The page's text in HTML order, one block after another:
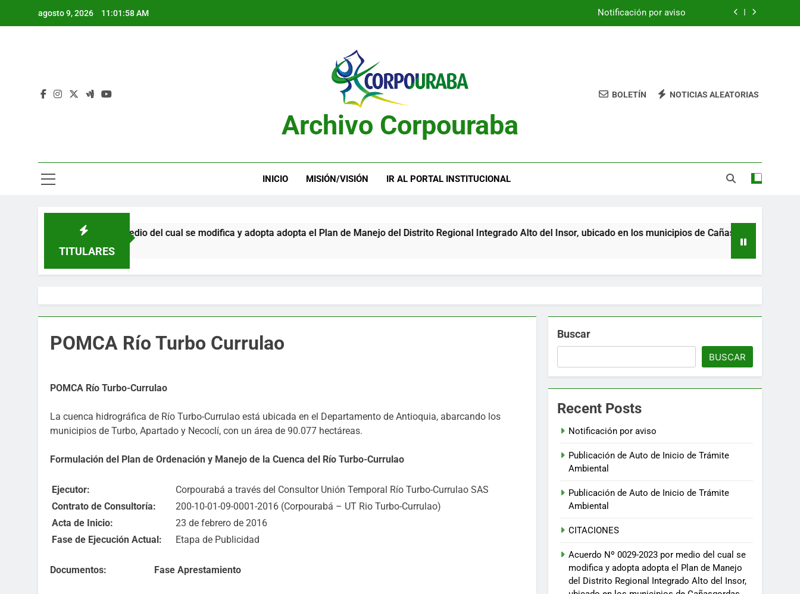
agosto 9, 2026 11:01:59 AM Notificación por aviso
CITACIONES
Archivo Corpouraba
BOLETÍN NOTICIAS ALEATORIAS
INICIO MISIÓN/VISIÓN IR AL PORTAL INSTITUCIONAL
TITULARES
0029-2023 por medio del cual se modifica y adopta adopta el Plan de Manejo del Distrito Regional Integrado Alto del Insor, ubicado en los municipios de Cañasgordas, Abriaquí y
POMCA Río Turbo Currulao
POMCA Río Turbo-Currulao
La cuenca hidrográfica de Río Turbo-Currulao está ubicada en el Departamento de Antioquia, abarcando los
municipios de Turbo, Apartado y Necoclí, con un área de 90.077 hectáreas.
Formulación del Plan de Ordenación y Manejo de la Cuenca del Río Turbo-Currulao
Ejecutor:
Corpourabá a través del Consultor Unión Temporal Río Turbo-Currulao SAS
Contrato de Consultoría:
200-10-01-09-0001-2016 (Corpourabá – UT Rio Turbo-Currulao)
Acta de Inicio:
23 de febrero de 2016
Fase de Ejecución Actual:
Etapa de Publicidad
Documentos: Fase Aprestamiento
Buscar
BUSCAR
Recent Posts
Notificación por aviso
Publicación de Auto de Inicio de Trámite
Ambiental
Publicación de Auto de Inicio de Trámite
Ambiental
CITACIONES
Acuerdo Nº 0029-2023 por medio del cual se
modifica y adopta adopta el Plan de Manejo
del Distrito Regional Integrado Alto del Insor,